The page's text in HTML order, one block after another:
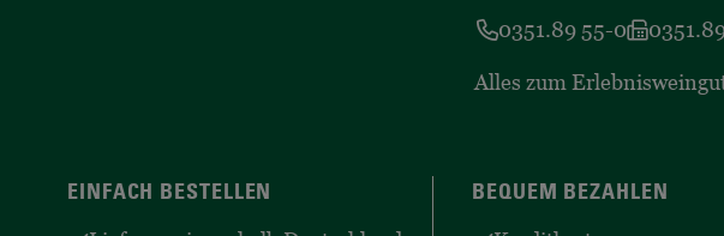
0351.89 55-0
Alles zum
EINFACH BESTELLEN BEQUEM BEZAHLEN